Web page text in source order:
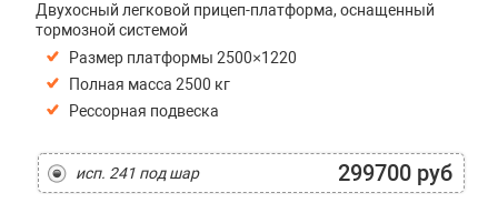
Двухосный легковой прицеп-платформа, оснащенный
тормозной системой
Размер платформы 2500×1220
Полная масса 2500 кг
Рессорная подвеска
исп. 241 под шар
299700 руб